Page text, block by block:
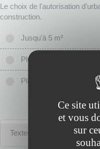
Le choix de l'autorisation
construction.
Jusqu'à 5 m²
Plus de 5 m² jusqu'à
Plus de 20 m²
Textes de référence
Ce site
et vous
sur